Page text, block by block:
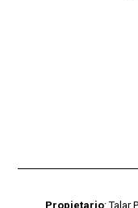
Propietario: Talar